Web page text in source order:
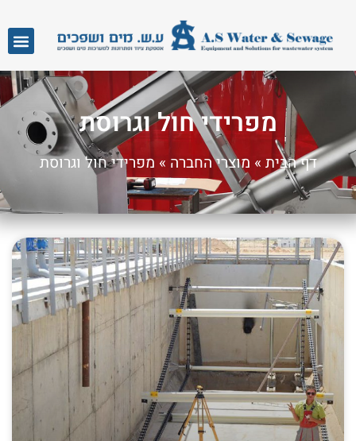
מפרידי חול וגרוסת
דף הבית » מוצרי החברה » מפרידי חול וגרוסת